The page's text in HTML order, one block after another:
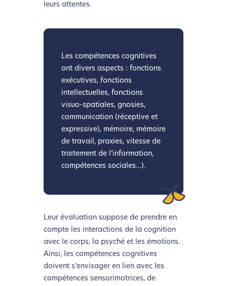
leurs attentes.
Les compétences cognitives
ont divers aspects : fonctions
exécutives, fonctions
intellectuelles, fonctions
visuo-spatiales, gnosies,
communication (réceptive et
expressive), mémoire, mémoire
de travail, praxies, vitesse de
traitement de l’information,
compétences sociales…).
Leur évaluation suppose de prendre en
compte les interactions de la cognition
avec le corps, la psyché et les émotions.
Ainsi, les compétences cognitives
doivent s’envisager en lien avec les
compétences sensorimotrices, de